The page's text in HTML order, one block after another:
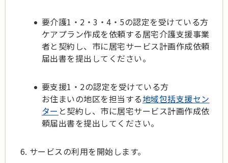
要介護1・2・3・4・5の認定を受けている方
ケアプラン作成を依頼する居宅介護支援事業
者と契約し、市に居宅サービス計画作成依頼
届出書を提出してください。
要支援1・2の認定を受けている方
お住まいの地区を担当する地域包括支援セン
ター と契約し、市に居宅サービス計画作成依
頼届出書を提出してください。
サービスの利用を開始します。